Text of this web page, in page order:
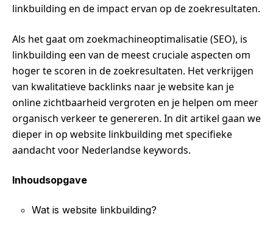
linkbuilding en de impact ervan op de zoekresultaten.
Als het gaat om zoekmachineoptimalisatie (SEO), is
linkbuilding een van de meest cruciale aspecten om
hoger te scoren in de zoekresultaten. Het verkrijgen
van kwalitatieve backlinks naar je website kan je
online zichtbaarheid vergroten en je helpen om meer
organisch verkeer te genereren. In dit artikel gaan we
dieper in op website linkbuilding met specifieke
aandacht voor Nederlandse keywords.
Inhoudsopgave
Wat is website linkbuilding?